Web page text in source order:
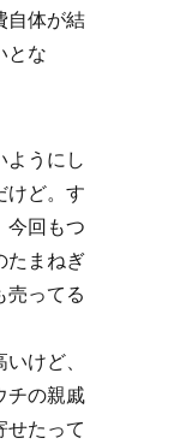
自体が結
とな
ようにし
けど。す
今回もつ
たまねぎ
売ってる
けど、
チの親戚
せたって